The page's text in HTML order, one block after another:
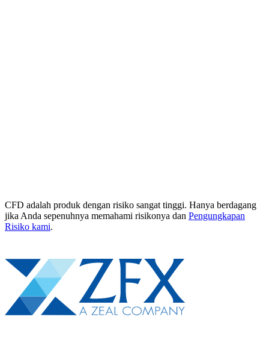
CFD adalah produk dengan risiko sangat tinggi. Hanya berdagang
jika Anda sepenuhnya memahami risikonya dan Pengungkapan
Risiko kami.